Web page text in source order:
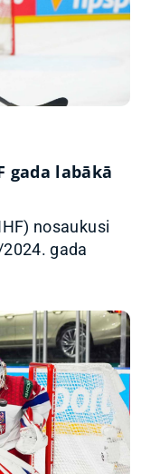
gada labākā
nosaukusi
gada